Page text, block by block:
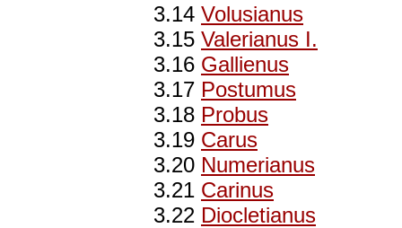
3.14 Volusianus
3.15 Valerianus I.
3.16 Gallienus
3.17 Postumus
3.18 Probus
3.19 Carus
3.20 Numerianus
3.21 Carinus
3.22 Diocletianus